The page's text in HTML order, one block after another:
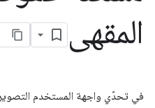
المقهى
في تحدّي واجهة المستخدم